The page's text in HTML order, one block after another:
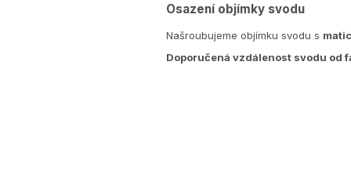
Osazení objímky svodu
Našroubujeme objímku svodu s
Doporučená vzdálenost svodu od